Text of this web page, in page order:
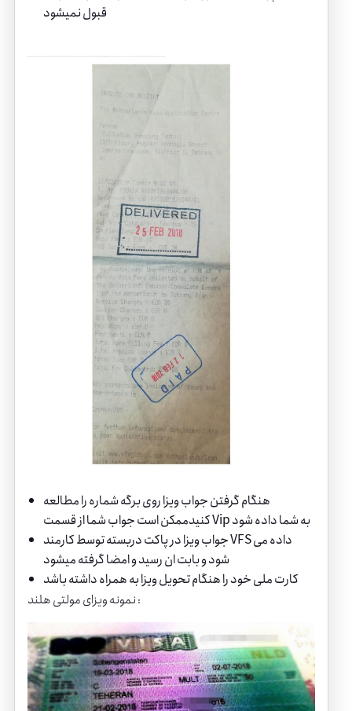
قبول نمیشود
هنگام گرفتن جواب ویزا روی برگه شماره را مطالعه
کنیدممکن است جواب شما از قسمت Vip به شما داده شود
جواب ویزا در پاکت دربسته توسط کارمند VFS داده می
شود و بابت ان رسید و امضا گرفته میشود
کارت ملی خود را هنگام تحویل ویزا به همراه داشته باشد
نمونه ویزای مولتی هلند :